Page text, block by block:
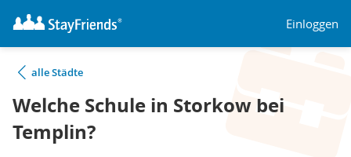
Einloggen
alle Städte
Welche Schule in Storkow bei
Templin?